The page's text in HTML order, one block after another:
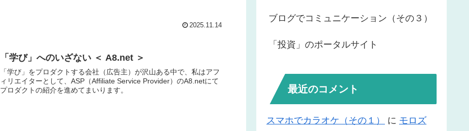
2025.11.14
「学び」へのいざない ＜ A8.net ＞
「学び」をプロダクトする会社（広告主）が沢山ある中で、私はアフ
ィリエイターとして、ASP（Affiliate Service Provider）のA8.netにて
プロダクトの紹介を進めてまいります。
ブログでコミュニケーション（その３）
「投資」のポータルサイト
最近のコメント
スマホでカラオケ（その１） に モロズ